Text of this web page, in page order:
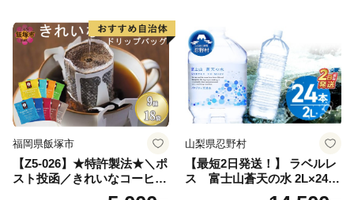
小分け お土産 お取り寄せ グ
ルメ 福岡 九州 福岡県 国産
日本 ふかむし茶 ふかむし 家
庭用 自宅用 ちゃ りょくちゃ
ふかむしちゃ 急須 甘み 川崎
町 送料無料
福岡県飯塚市
【Z5-026】★特許製法★＼ポ
スト投函／きれいなコーヒー
ドリップバッグ9種セット(18
山梨県忍野村
【最短2日発送！】 ラベルレ
ス 富士山蒼天の水 2L×24本
（4ケース）※離島不可 天然